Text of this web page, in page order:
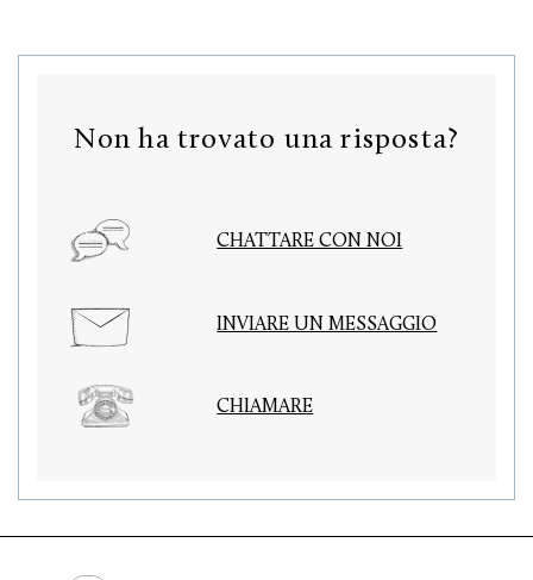
Non ha trovato una risposta?
CHATTARE CON NOI
INVIARE UN MESSAGGIO
CHIAMARE